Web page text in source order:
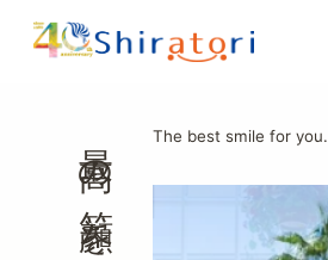
最高の笑顔を The best smile for you.